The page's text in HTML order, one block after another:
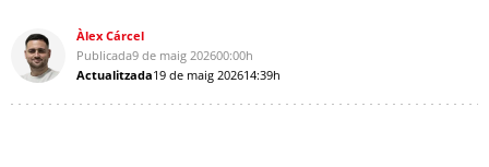
Àlex Cárcel
Publicada9 de maig 202600:00h
Actualitzada19 de maig 202614:39h